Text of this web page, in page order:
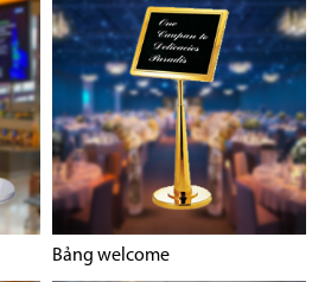
Bảng welcome